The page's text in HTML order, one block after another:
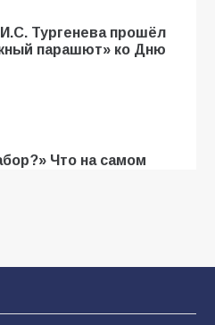
Тургенева прошёл
парашют» ко Дню
Что на самом
дорожные работы